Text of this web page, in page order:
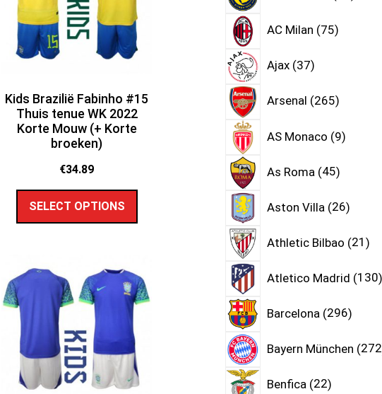
Kids Brazilië Fabinho #15
Thuis tenue WK 2022
Korte Mouw (+ Korte
broeken)
€34.89
SELECT OPTIONS
AC Milan 75
Ajax 37
Arsenal 265
AS Monaco 9
As Roma 45
Aston Villa 26
Athletic Bilbao 21
Atletico Madrid 130
Barcelona 296
Bayern München 272
Benfica 22